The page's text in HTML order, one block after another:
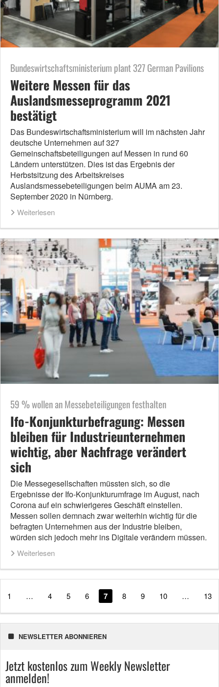
Bundeswirtschaftsministerium plant 327 German Pavilions
Weitere Messen für das
Auslandsmesseprogramm 2021
bestätigt
Das Bundeswirtschaftsministerium will im nächsten Jahr
deutsche Unternehmen auf 327
Gemeinschaftsbeteiligungen auf Messen in rund 60
Ländern unterstützen. Dies ist das Ergebnis der
Herbstsitzung des Arbeitskreises
Auslandsmessebeteiligungen beim AUMA am 23.
September 2020 in Nürnberg.
Weiterlesen
59 % wollen an Messebeteiligungen festhalten
Ifo-Konjunkturbefragung: Messen
bleiben für Industrieunternehmen
wichtig, aber Nachfrage verändert
sich
Die Messegesellschaften müssten sich, so die
Ergebnisse der Ifo-Konjunkturumfrage im August, nach
Corona auf ein schwierigeres Geschäft einstellen.
Messen sollen demnach zwar weiterhin wichtig für die
befragten Unternehmen aus der Industrie bleiben,
würden sich jedoch mehr ins Digitale verändern müssen.
Weiterlesen
1 … 4 5 6 7 8 9 10 … 13
NEWSLETTER ABONNIEREN
Jetzt kostenlos zum Weekly Newsletter
anmelden!